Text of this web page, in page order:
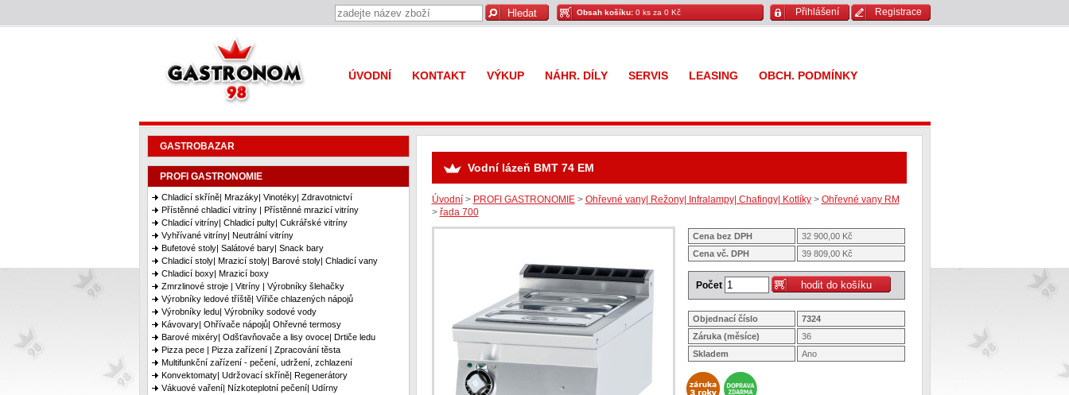
Přihlášení Registrace
Obsah košíku: 0 ks za 0 Kč
ÚVODNÍ KONTAKT VÝKUP NÁHR. DÍLY SERVIS LEASING OBCH. PODMÍNKY
GASTROBAZAR
PROFI GASTRONOMIE
Chladicí skříně| Mrazáky| Vinotéky| Zdravotnictví
Přístěnné chladicí vitríny | Přístěnné mrazicí vitríny
Chladicí vitríny| Chladicí pulty| Cukrářské vitríny
Vyhřívané vitríny| Neutrální vitríny
Bufetové stoly| Salátové bary| Snack bary
Chladicí stoly| Mrazicí stoly| Barové stoly| Chladicí vany
Chladicí boxy| Mrazicí boxy
Zmrzlinové stroje | Vitríny | Výrobníky šlehačky
Výrobníky ledové tříště| Vířiče chlazených nápojů
Výrobníky ledu| Výrobníky sodové vody
Kávovary| Ohřívače nápojů| Ohřevné termosy
Barové mixéry| Odšťavňovače a lisy ovoce| Drtiče ledu
Pizza pece | Pizza zařízení | Zpracování těsta
Multifunkční zařízení - pečení, udržení, zchlazení
Konvektomaty| Udržovací skříně| Regenerátory
Vákuové vaření| Nízkoteplotní pečení| Udírny
Vodní lázeň BMT 74 EM
Úvodní> PROFI GASTRONOMIE> Ohřevné vany| Režony| Infralampy| Chafingy| Kotlíky> Ohřevné vany RM
> řada 700
Cena bez DPH
32 900,00 Kč
Cena vč. DPH
39 809,00 Kč
Počet
Objednací číslo
7324
Záruka (měsíce)
36
Skladem
Ano